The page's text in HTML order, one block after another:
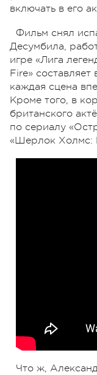
включать в его
Фильм снял
Десумбила,
игре «Лига
Fire» составляет
каждая сцена
Кроме того, в
британского
по сериалу
«Шерлок Холмс:
Что ж,